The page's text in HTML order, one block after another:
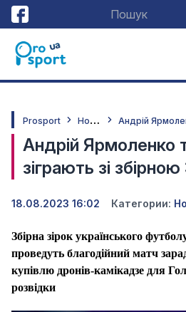
Prosport Н
овини
Андрій Ярмоленко
зіграють зі
18.08.2023 16:02 Категории:
Збірна зірок українського
проведуть благодійний матч
купівлю дронів-камікадзе для
розвідки